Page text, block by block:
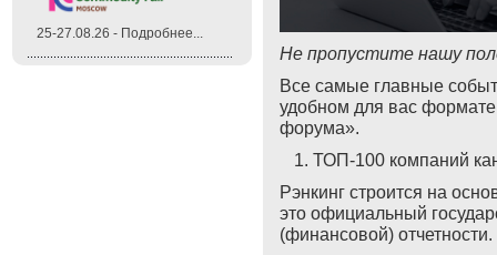
25-27.08.26 - Подробнее...
Не пропустите нашу
Все самые главные
удобном для вас
форума».
ТОП-100 компаний
Рэнкинг строится на
это официальный
(финансовой) отчетности.